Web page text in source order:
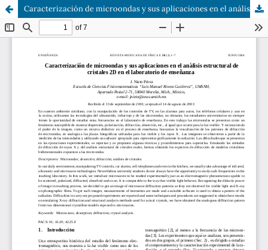
Caracterización de microondas y sus aplicaciones en el análisis estructural de cristales 2D en el laboratorio de enseñanza